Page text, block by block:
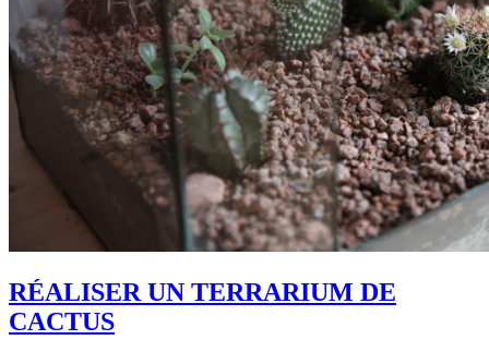
RÉALISER UN TERRARIUM DE
CACTUS